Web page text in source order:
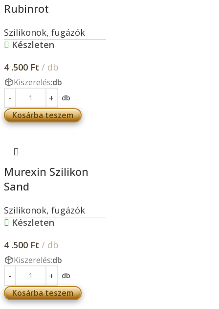
Rubinrot
Szilikonok, fugázók
Készleten
4 .500 Ft / db
Kiszerelés:db
db
Kosárba teszem
Murexin Szilikon
Sand
Szilikonok, fugázók
Készleten
4 .500 Ft / db
Kiszerelés:db
db
Kosárba teszem